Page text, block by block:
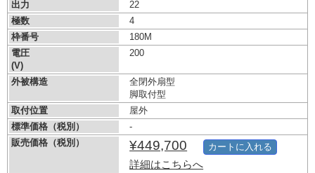
出力
22
極数
4
枠番号
180M
電圧
(V)
200
外被構造
全閉外扇型
脚取付型
取付位置
屋外
標準価格（税別）
-
販売価格（税別）
¥449,700
詳細はこちらへ
カートに入れる